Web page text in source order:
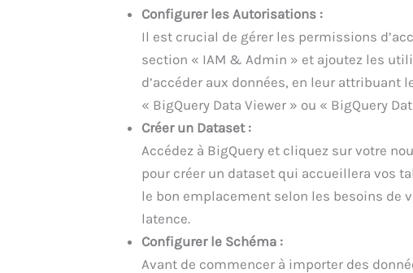
Configurer les Autorisations :
Il est crucial de gérer les permissions
section « IAM & Admin » et ajoutez les
d’accéder aux données, en leur attribuant
« BigQuery Data Viewer » ou « BigQuery
Créer un Dataset :
Accédez à BigQuery et cliquez sur votre
pour créer un dataset qui accueillera vos
le bon emplacement selon les besoins de
latence.
Configurer le Schéma :
Avant de commencer à importer des